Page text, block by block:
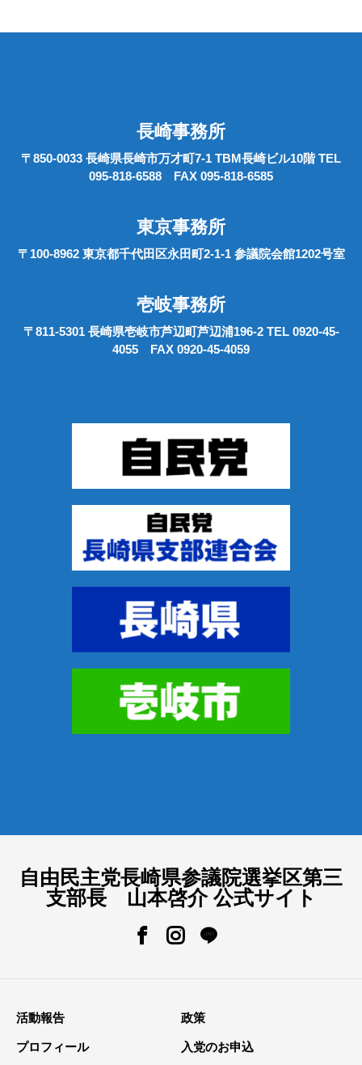
長崎事務所
〒850-0033 長崎県長崎市万才町7-1 TBM長崎ビル10階 TEL
095-818-6588 FAX 095-818-6585
東京事務所
〒100-8962 東京都千代田区永田町2-1-1 参議院会館1202号室
壱岐事務所
〒811-5301 長崎県壱岐市芦辺町芦辺浦196-2 TEL 0920-45-
4055 FAX 0920-45-4059
自由民主党長崎県参議院選挙区第三
支部長 山本啓介 公式サイト
活動報告 政策
プロフィール 入党のお申込